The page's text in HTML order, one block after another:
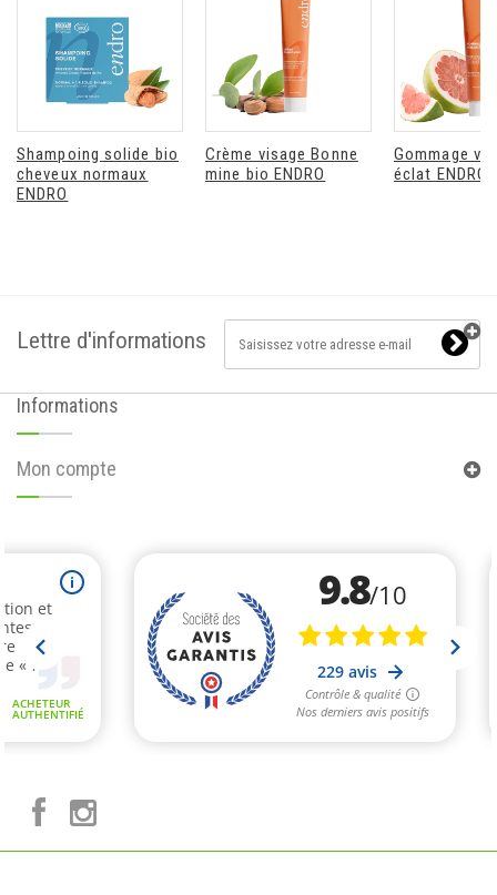
Shampoing solide bio
cheveux normaux
ENDRO
Crème visage Bonne
mine bio ENDRO
Gommage
éclat ENDRO
Lettre d'informations
Informations
Mon compte